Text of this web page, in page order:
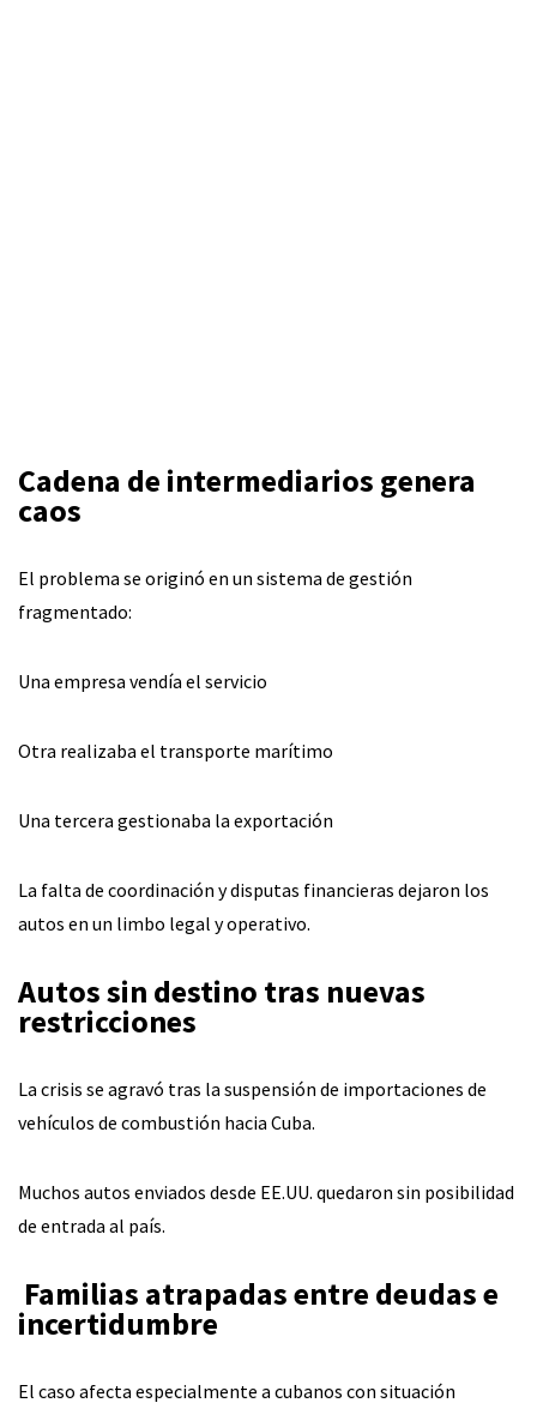
Cadena de intermediarios genera
caos
El problema se originó en un sistema de gestión
fragmentado:
Una empresa vendía el servicio
Otra realizaba el transporte marítimo
Una tercera gestionaba la exportación
La falta de coordinación y disputas financieras dejaron los
autos en un limbo legal y operativo.
Autos sin destino tras nuevas
restricciones
La crisis se agravó tras la suspensión de importaciones de
vehículos de combustión hacia Cuba.
Muchos autos enviados desde EE.UU. quedaron sin posibilidad
de entrada al país.
Familias atrapadas entre deudas e
incertidumbre
El caso afecta especialmente a cubanos con situación